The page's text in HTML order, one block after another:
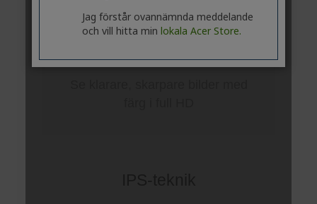
Jag förstår ovannämnda meddelande
och vill hitta min lokala Acer Store.